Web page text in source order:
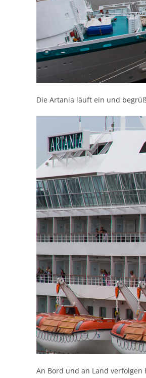
Die Artania läuft ein und
An Bord und an Land verfolgen